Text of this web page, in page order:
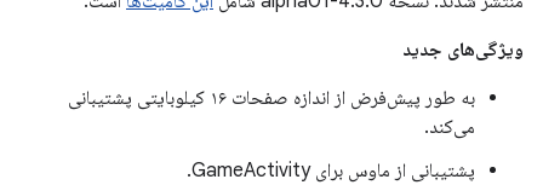
ویژگی‌های جدید
به طور پیش‌فرض از اندازه صفحات ۱۶ کیلوبایتی پشتیبانی
می‌کند.
پشتیبانی از ماوس برای GameActivity.